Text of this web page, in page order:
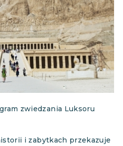
zwiedzania Luksoru
i zabytkach przekazuje